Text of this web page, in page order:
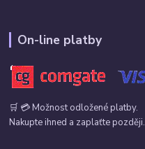
On-line platby
🛒 💳 Možnost odložené platby.
Nakupte ihned a zaplaťte později.